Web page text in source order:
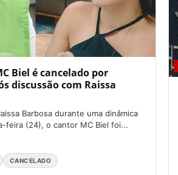
Biel é cancelado por
discussão com Raissa
Barbosa durante uma dinâmica
feira (24), o cantor MC Biel foi...
CANCELADO